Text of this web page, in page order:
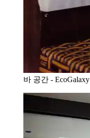
바 공간 - EcoGalaxy